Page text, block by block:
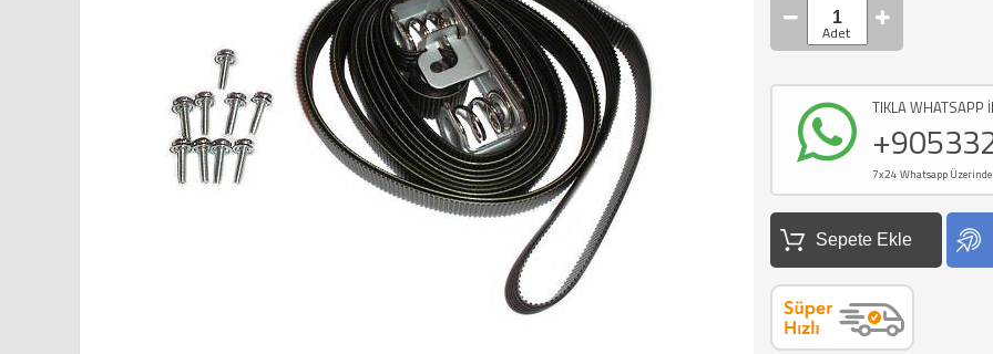
TIKLA WHATSAPP
7x24 Whatsapp
Sepete Ekle